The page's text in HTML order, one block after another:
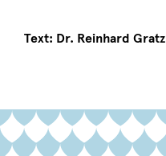
Text: Dr. Reinhard Gratz